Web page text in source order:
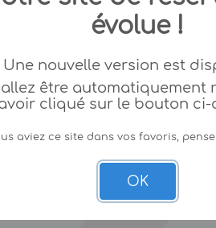
évolue !
Une nouvelle version est
allez être automatiquement
cliqué sur le bouton ci-
aviez ce site dans vos favoris,
OK